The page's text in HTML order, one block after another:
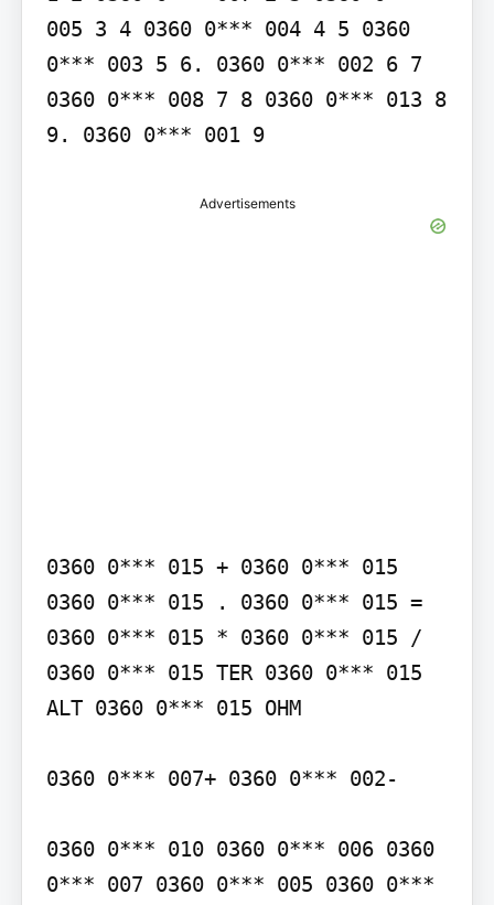
005 3 4 0360 0*** 004 4 5 0360
0*** 003 5 6. 0360 0*** 002 6 7
0360 0*** 008 7 8 0360 0*** 013 8
9. 0360 0*** 001 9
Advertisements
0360 0*** 015 + 0360 0*** 015
0360 0*** 015 . 0360 0*** 015 =
0360 0*** 015 * 0360 0*** 015 /
0360 0*** 015 TER 0360 0*** 015
ALT 0360 0*** 015 OHM
0360 0*** 007+ 0360 0*** 002-
0360 0*** 010 0360 0*** 006 0360
0*** 007 0360 0*** 005 0360 0***